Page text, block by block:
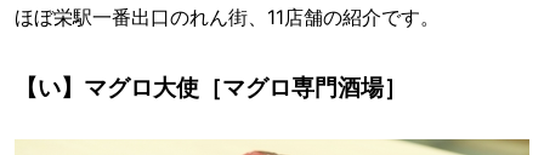
ほぼ栄駅一番出口のれん街、11店舗の紹介です。
【い】マグロ大使［マグロ専門酒場］